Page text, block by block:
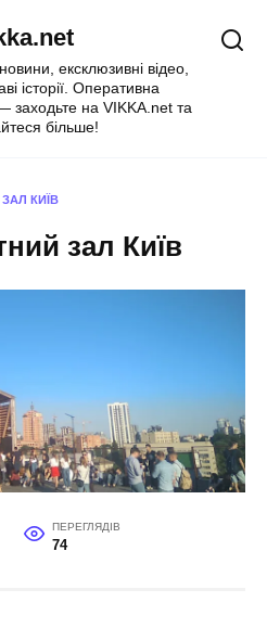
ексклюзивні відео,
історії. Оперативна
заходьте на VIKKA.net та
більше!
КИЇВ
зал Київ
ПЕРЕГЛЯДІВ
74